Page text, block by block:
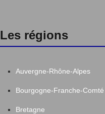
Les régions
Auvergne-Rhône-Alpes
Bourgogne-Franche-Comté
Bretagne